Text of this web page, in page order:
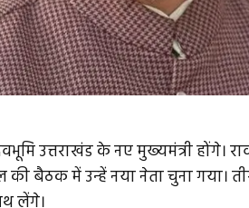
उत्तराखंड के नए मुख्‍यमंत्री होंगे।
बैठक में उन्‍हें नया नेता चुना गया।